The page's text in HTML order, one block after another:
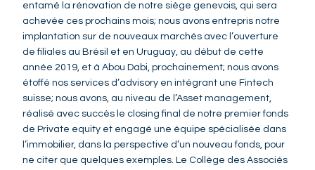
entamé la rénovation de notre siège genevois, qui sera
achevée ces prochains mois; nous avons entrepris notre
implantation sur de nouveaux marchés avec l’ouverture
de filiales au Brésil et en Uruguay, au début de cette
année 2019, et à Abou Dabi, prochainement; nous avons
étoffé nos services d’advisory en intégrant une Fintech
suisse; nous avons, au niveau de l’Asset management,
réalisé avec succès le closing final de notre premier fonds
de Private equity et engagé une équipe spécialisée dans
l’immobilier, dans la perspective d’un nouveau fonds, pour
ne citer que quelques exemples. Le Collège des Associés